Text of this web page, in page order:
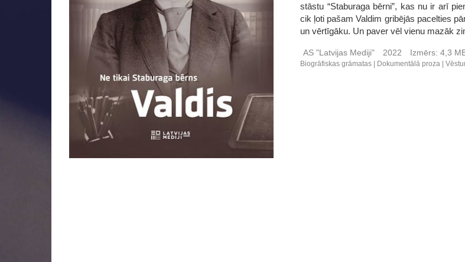
stāstu “Staburaga bērni”, kas nu ir arī
cik ļoti pašam Valdim gribējās pacelties
un vērtīgāku. Un paver vēl vienu mazāk
AS "Latvijas Mediji" 2022 Izmērs: 4,3
Biogrāfiskas grāmatas Dokumentālā proza